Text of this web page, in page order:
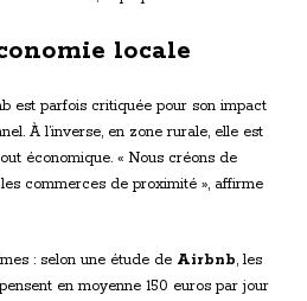
locale
est parfois critiquée pour son impact
À l’inverse, en zone rurale, elle est
économique. « Nous créons de
commerces de proximité », affirme
: selon une étude de Airbnb, les
en moyenne 150 euros par jour